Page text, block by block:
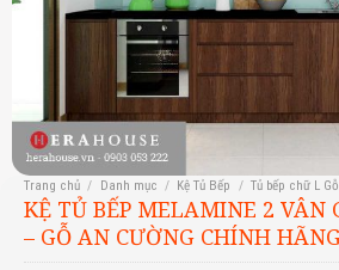
Trang chủ / Danh mục / Kệ Tủ Bếp / Tủ bếp chữ L
KỆ TỦ BẾP MELAMINE 2 VÂN
– GỖ AN CƯỜNG CHÍNH